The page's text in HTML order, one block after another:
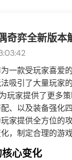
奇弈全新版本
为一款受玩家喜爱
吸引了大量玩家
玩家提供了更多
、以及装备强化
家提供全方位的
，制定合理的游
心变化